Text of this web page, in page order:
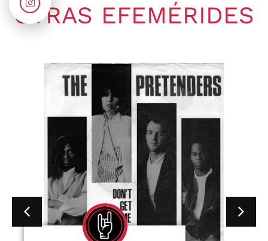
OTRAS EFEMÉRIDES
Gaby Ponchs
agosto 5, 2026
4:08 pm
No hay comentarios
05 de agosto de 1997. Se publica
el single «Hole in My Soul». Es
una...